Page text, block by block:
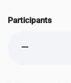
Participants
remove